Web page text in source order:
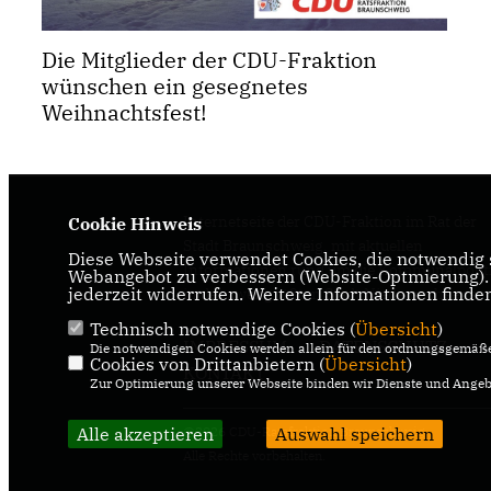
Die Mitglieder der CDU-Fraktion
wünschen ein gesegnetes
Weihnachtsfest!
Internetseite der CDU-Fraktion im Rat der
Informationen rund um die
in der zweitgrößten Stadt Niedersachsens.
IMPRESSUM
DATENSCHUTZ
KONTAKT
@2026 CDU-Ratsfraktion Braunschweig
Cookie Hinweis
Diese Webseite verwendet Cookies, die
Webangebot zu verbessern (Website-
jederzeit widerrufen. Weitere Informationen
Technisch notwendige Cookies (Übersicht)
Die notwendigen Cookies werden allein für den
Cookies von Drittanbietern (Übersicht)
Zur Optimierung unserer Webseite binden wir Dienste und
Alle akzeptieren Auswahl speichern